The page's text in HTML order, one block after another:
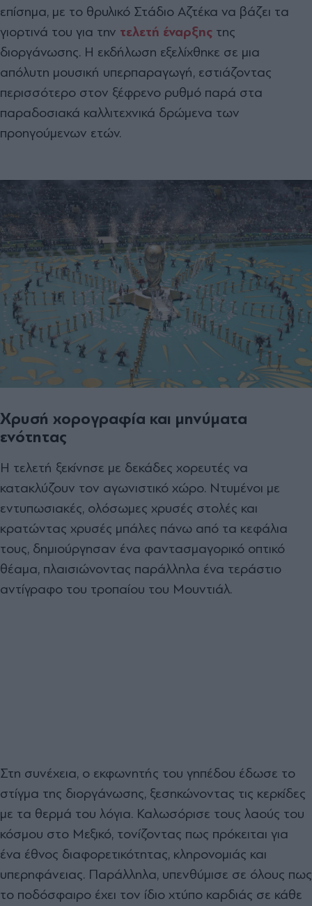
επίσημα, με το θρυλικό Στάδιο Αζτέκα να βάζει τα
γιορτινά του για την τελετή έναρξης της
διοργάνωσης. Η εκδήλωση εξελίχθηκε σε μια
απόλυτη μουσική υπερπαραγωγή, εστιάζοντας
περισσότερο στον ξέφρενο ρυθμό παρά στα
παραδοσιακά καλλιτεχνικά δρώμενα των
προηγούμενων ετών.
Χρυσή χορογραφία και μηνύματα
ενότητας
Η τελετή ξεκίνησε με δεκάδες χορευτές να
κατακλύζουν τον αγωνιστικό χώρο. Ντυμένοι με
εντυπωσιακές, ολόσωμες χρυσές στολές και
κρατώντας χρυσές μπάλες πάνω από τα κεφάλια
τους, δημιούργησαν ένα φαντασμαγορικό οπτικό
θέαμα, πλαισιώνοντας παράλληλα ένα τεράστιο
αντίγραφο του τροπαίου του Μουντιάλ.
Στη συνέχεια, ο εκφωνητής του γηπέδου έδωσε το
στίγμα της διοργάνωσης, ξεσηκώνοντας τις κερκίδες
με τα θερμά του λόγια. Καλωσόρισε τους λαούς του
κόσμου στο Μεξικό, τονίζοντας πως πρόκειται για
ένα έθνος διαφορετικότητας, κληρονομιάς και
υπερηφάνειας. Παράλληλα, υπενθύμισε σε όλους πως
το ποδόσφαιρο έχει τον ίδιο χτύπο καρδιάς σε κάθε